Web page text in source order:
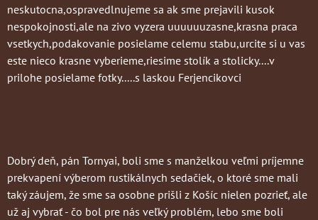
neskutocna,ospravedlnujeme sa ak sme prejavili kusok
nespokojnosti,ale na zivo vyzera uuuuuuzasne,krasna praca
vsetkych,podakovanie posielame celemu stabu,urcite si u vas
este nieco krasne vyberieme,riesime stolík a stolicky....v
prilohe posielame fotky.....s laskou Ferjencikovci
Dobrý deň, pán Tornyai, boli sme s manželkou veľmi príjemne
prekvapení výberom rustikálnych sedačiek, o ktoré sme mali
taký záujem, že sme sa osobne prišli z Košíc nielen pozrieť, ale
už aj vybrať - čo bol pre nás veľký problém, lebo sme boli